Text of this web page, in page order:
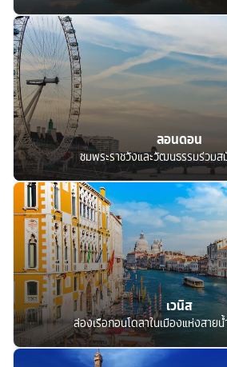
ลอนดอน
ชมพระราชวังและวัฒนธรรมร่วม
เวนิส
ล่องเรือกอนโดลาในเมืองแห่งสาย